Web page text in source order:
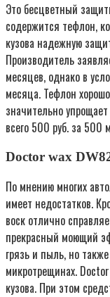
Это бесцветный
содержится тефлон,
кузова надежную
Производитель
месяцев, однако в
месяца. Тефлон
значительно
всего 500 руб. за 500
Doctor wax
По мнению многих
имеет недостатков.
воск отлично
прекрасный моющий
грязь и пыль, но
микротрещинах.
кузова. При этом